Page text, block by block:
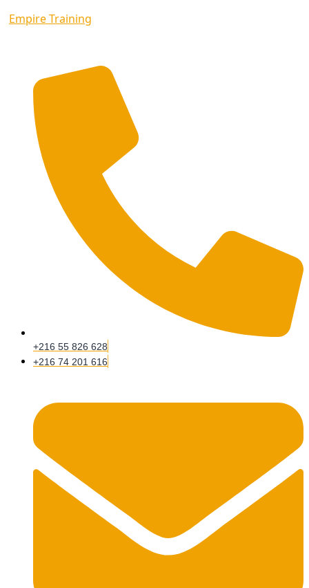
Empire Training
+216 55 826 628
+216 74 201 616